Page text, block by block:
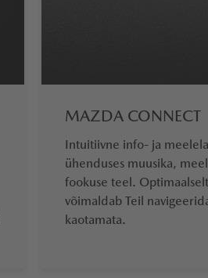
MAZDA CONNECT
Intuitiivne info- ja
ühenduses muusika,
fookuse teel.
võimaldab Teil
kaotamata.